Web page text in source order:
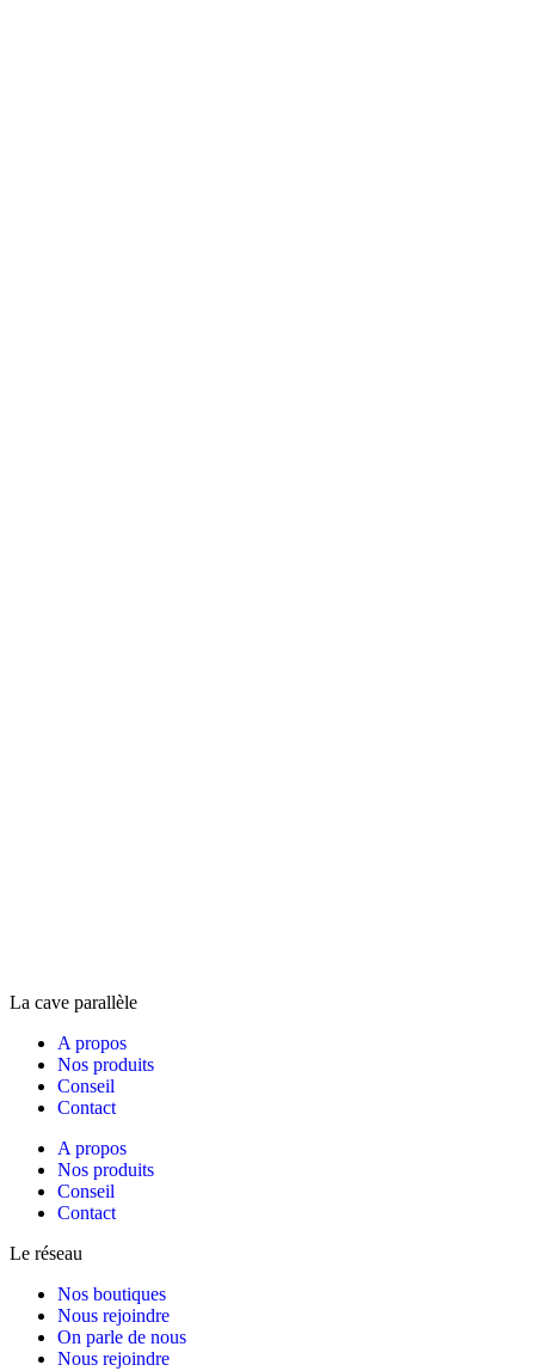
La cave parallèle
A propos
Nos produits
Conseil
Contact
A propos
Nos produits
Conseil
Contact
Le réseau
Nos boutiques
Nous rejoindre
On parle de nous
Nous rejoindre